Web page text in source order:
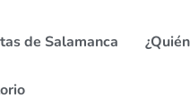
de Salamanca